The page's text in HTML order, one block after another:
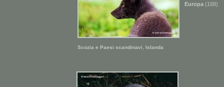
Europa (168)
Scozia e Paesi scandinavi Islanda